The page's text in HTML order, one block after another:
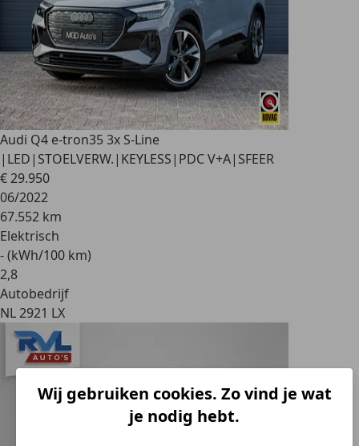
Wij gebruiken cookies. Zo vind je wat
je nodig hebt.
Audi Q4 e-tron35 3x S-Line
|LED|STOELVERW.|KEYLESS|PDC V+A|SFEER
€ 29.950
06/2022
67.552 km
Elektrisch
- (kWh/100 km)
2,8
Autobedrijf
NL 2921 LX